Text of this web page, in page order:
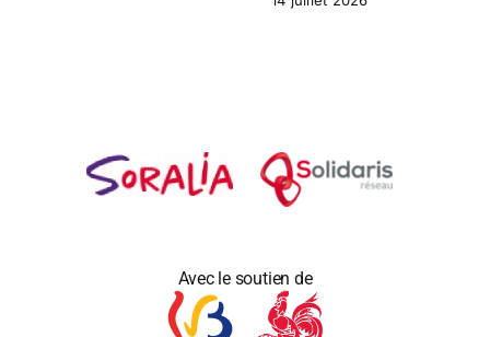
Avec le soutien de